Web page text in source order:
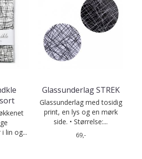
lin og...
Glassunderlag STREK
Glassunderlag med tosidig
print, en lys og en mørk
side. • Størrelse:...
69,-